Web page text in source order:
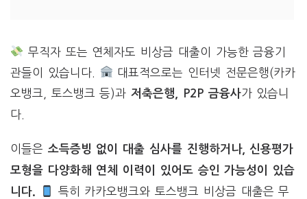
무직자 또는 연체자도 비상금 대출이 가능한 금융기
관들이 있습니다.
대표적으로는 인터넷 전문은행(카카
오뱅크, 토스뱅크 등)과저축은행, P2P 금융사가 있습니
다.
이들은 소득증빙 없이 대출 심사를 진행하거나, 신용평가
모형을 다양화해 연체 이력이 있어도 승인 가능성이 있습
니다.
특히 카카오뱅크와 토스뱅크 비상금 대출은 무